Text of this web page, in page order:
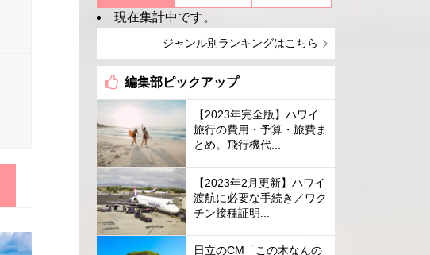
現在集計中です。
ジャンル別ランキングはこちら
編集部ピックアップ
【2023年完全版】ハワイ
旅行の費用・予算・旅費ま
とめ。飛行機代...
【2023年2月更新】ハワイ
渡航に必要な手続き／ワク
チン接種証明...
日立のCM「この木なんの